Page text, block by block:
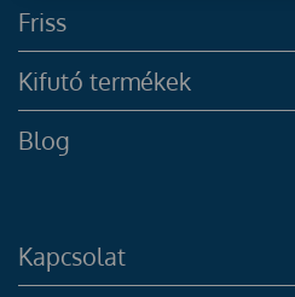
Friss
Kifutó termékek
Blog
Kapcsolat